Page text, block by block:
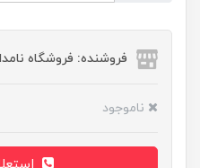
فروشنده: فروشگاه
ناموجود